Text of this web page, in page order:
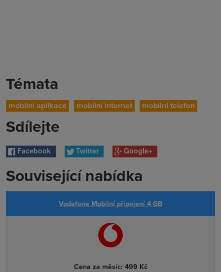
Témata
mobilní aplikace mobilní internet mobilní telefon
Sdílejte
Facebook Twitter Google+
Související nabídka
Vodafone Mobilní připojení 4 GB
Cena za měsíc: 499 Kč